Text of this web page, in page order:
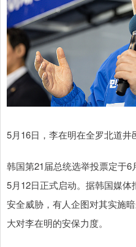
5月16日，李在明在全罗北道井
韩国第21届总统选举投票定于
5月12日正式启动。据韩国媒
安全威胁，有人企图对其实施
大对李在明的安保力度。